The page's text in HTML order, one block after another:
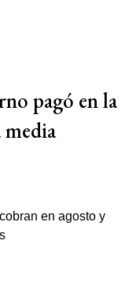
pagó en la
media